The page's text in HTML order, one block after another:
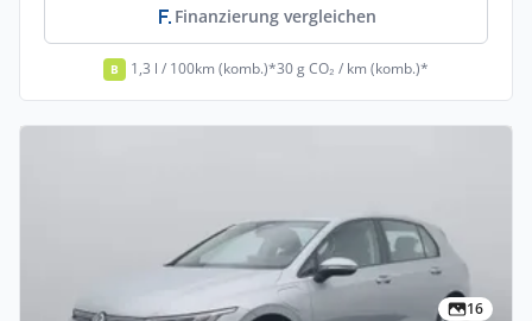
Finanzierung vergleichen
B 1,3 l / 100km (komb.)*30 g CO₂ / km (komb.)*
16